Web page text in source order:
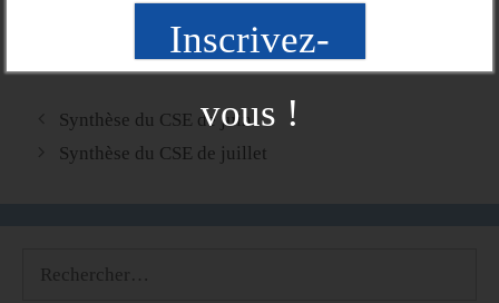
Inscrivez-
vous !
Synthèse du CSE de juin
Synthèse du CSE de juillet